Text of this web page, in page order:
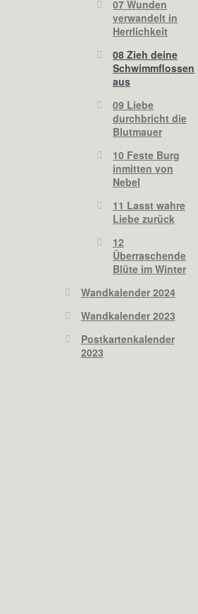
07 Wunden
verwandelt in
Herrlichkeit
08 Zieh deine
Schwimmflossen
aus
09 Liebe
durchbricht die
Blutmauer
10 Feste Burg
inmitten von
Nebel
11 Lasst wahre
Liebe zurück
12
Überraschende
Blüte im Winter
Wandkalender 2024
Wandkalender 2023
Postkartenkalender
2023